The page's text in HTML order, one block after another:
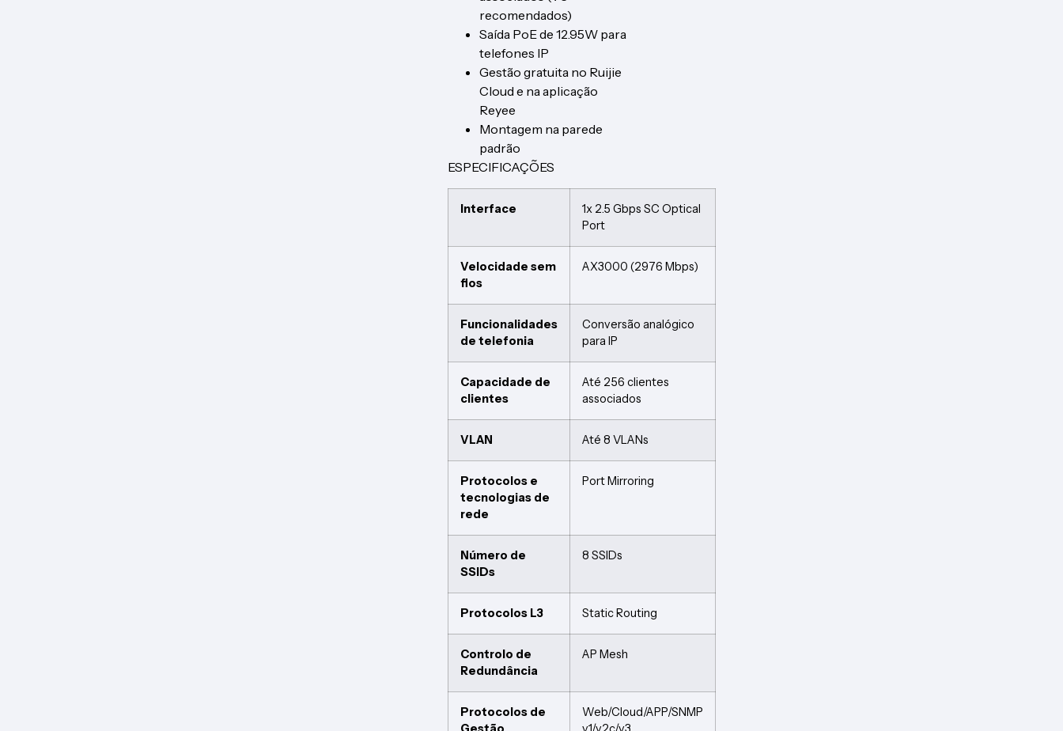
recomendados)
Saída PoE de 12.95W para
telefones IP
Gestão gratuita no Ruijie
Cloud e na aplicação
Reyee
Montagem na parede
padrão
ESPECIFICAÇÕES
Interface
1x 2.5 Gbps SC Optical
Port
Velocidade sem
fios
AX3000 (2976 Mbps)
Funcionalidades
de telefonia
Conversão analógico
para IP
Capacidade de
clientes
Até 256 clientes
associados
VLAN Até 8 VLANs
Protocolos e
tecnologias de
rede
Port Mirroring
Número de
SSIDs
8 SSIDs
Protocolos L3 Static Routing
Controlo de
Redundância
AP Mesh
Protocolos de
Web/Cloud/APP/SNMP